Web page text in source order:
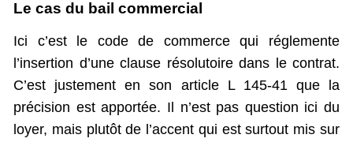
Le cas du bail commercial
Ici c’est le code de commerce qui réglemente
l’insertion d’une clause résolutoire dans le contrat.
C’est justement en son article L 145-41 que la
précision est apportée. Il n’est pas question ici du
loyer, mais plutôt de l’accent qui est surtout mis sur